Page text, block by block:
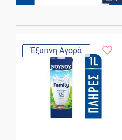
Έξυπνη Αγορά